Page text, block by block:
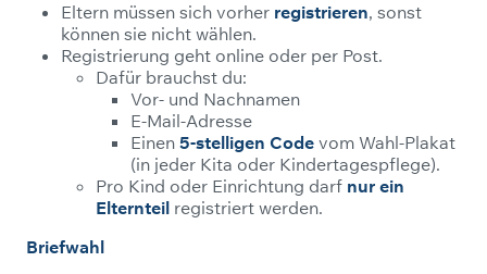
Eltern müssen sich vorher registrieren, sonst
können sie nicht wählen.
Registrierung geht online oder per Post.
Dafür brauchst du:
Vor- und Nachnamen
E-Mail-Adresse
Einen 5-stelligen Code vom Wahl-Plakat
(in jeder Kita oder Kindertagespflege).
Pro Kind oder Einrichtung darf nur ein
Elternteil registriert werden.
Briefwahl